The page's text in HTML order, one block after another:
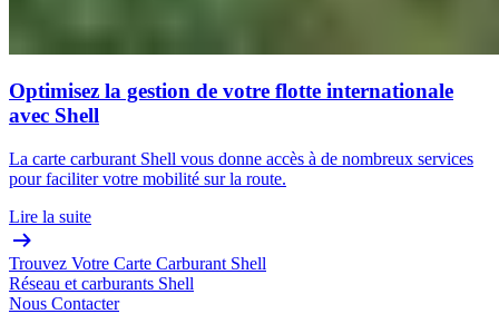
Optimisez la gestion de votre flotte internationale
avec Shell
La carte carburant Shell vous donne accès à de nombreux services
pour faciliter votre mobilité sur la route.
Lire la suite
Trouvez Votre Carte Carburant Shell
Réseau et carburants Shell
Nous Contacter